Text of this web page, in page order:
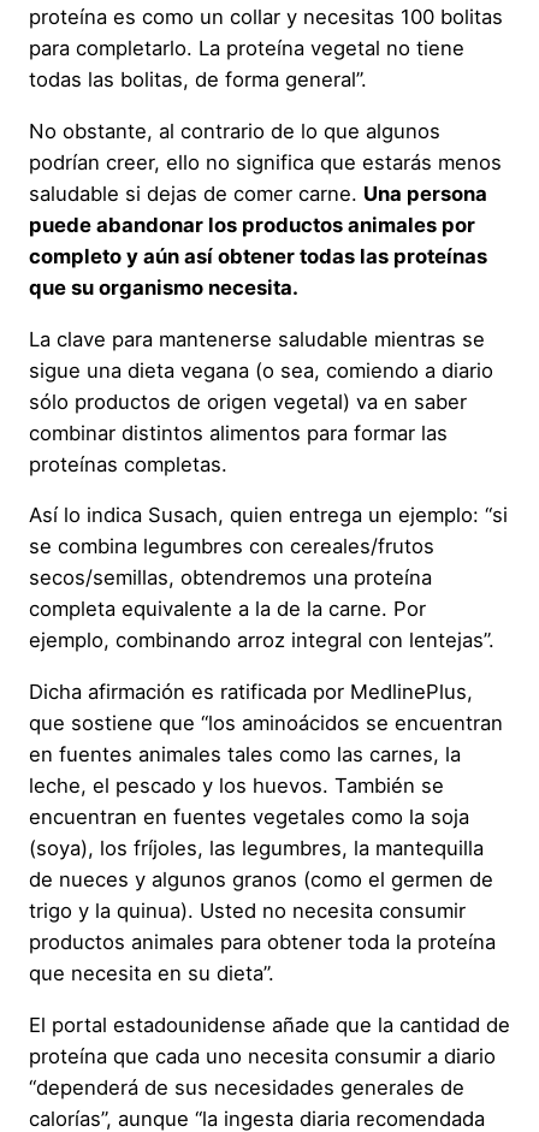
proteína es como un collar y necesitas 100 bolitas
para completarlo. La proteína vegetal no tiene
todas las bolitas, de forma general”.
No obstante, al contrario de lo que algunos
podrían creer, ello no significa que estarás menos
saludable si dejas de comer carne. Una persona
puede abandonar los productos animales por
completo y aún así obtener todas las proteínas
que su organismo necesita.
La clave para mantenerse saludable mientras se
sigue una dieta vegana (o sea, comiendo a diario
sólo productos de origen vegetal) va en saber
combinar distintos alimentos para formar las
proteínas completas.
Así lo indica Susach, quien entrega un ejemplo: “si
se combina legumbres con cereales/frutos
secos/semillas, obtendremos una proteína
completa equivalente a la de la carne. Por
ejemplo, combinando arroz integral con lentejas”.
Dicha afirmación es ratificada por MedlinePlus,
que sostiene que “los aminoácidos se encuentran
en fuentes animales tales como las carnes, la
leche, el pescado y los huevos. También se
encuentran en fuentes vegetales como la soja
(soya), los fríjoles, las legumbres, la mantequilla
de nueces y algunos granos (como el germen de
trigo y la quinua). Usted no necesita consumir
productos animales para obtener toda la proteína
que necesita en su dieta”.
El portal estadounidense añade que la cantidad de
proteína que cada uno necesita consumir a diario
“dependerá de sus necesidades generales de
calorías”, aunque “la ingesta diaria recomendada